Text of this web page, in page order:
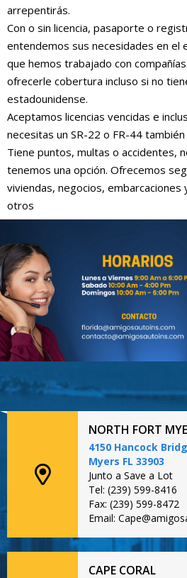
arrepentirás.
Con o sin licencia, pasaporte o
entendemos sus necesidades en el
que hemos trabajado con
ofrecerle cobertura incluso si no
estadounidense.
Aceptamos licencias vencidas e
necesitas un SR-22 o FR-44
Tiene puntos, multas o accidentes,
tenemos una opción. Ofrecemos
viviendas, negocios, embarcaciones
otros
NORTH FORT
4150 Hancock
Myers FL 33903
Junto a Save a Lot
Tel: (239) 599-8416
Fax: (239) 599-8472
Email:
CAPE CORAL